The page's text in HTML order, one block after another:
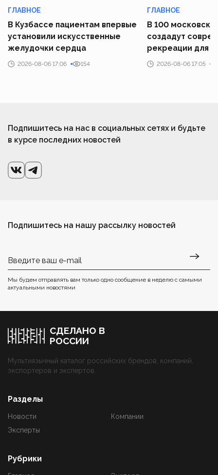
ГЛАВНОЕ
В Кузбассе пациентам впервые
установили искусственные
желудочки сердца
2026-08-06 17:06 154
ГЛАВНОЕ
В 100
создадут
рекреации для
2026-08-06 17:05
Подпишитесь на нас в социальных сетях и будьте
в курсе последних новостей
Подпишитесь на нашу рассылку новостей
Мы будем отправлять вам только одно сообщение в неделю с самыми
актуальными новостями
СДЕЛАНО В
РОССИИ
Мультиязычный каталог российских брендов, компаний,
экспортеров и экспертов.
Разделы
Новости
Компании
Эксперты
Рубрики